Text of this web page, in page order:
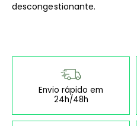
descongestionante.
Envio rápido em
24h/48h